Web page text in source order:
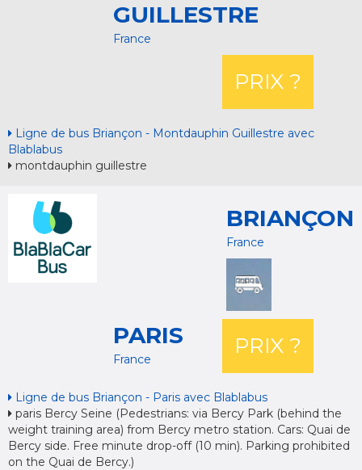
GUILLESTRE
France
PRIX ?
Ligne de bus Briançon - Montdauphin Guillestre avec
Blablabus
montdauphin guillestre
BRIANÇON
France
PARIS
France
PRIX ?
Ligne de bus Briançon - Paris avec Blablabus
paris Bercy Seine (Pedestrians: via Bercy Park (behind the
weight training area) from Bercy metro station. Cars: Quai de
Bercy side. Free minute drop-off (10 min). Parking prohibited
on the Quai de Bercy.)